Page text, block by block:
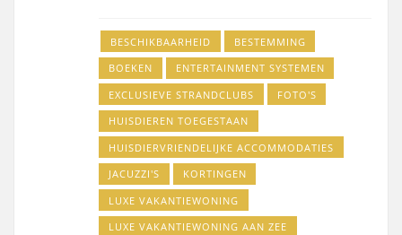
BESCHIKBAARHEID
BESTEMMING
BOEKEN
ENTERTAINMENT SYSTEMEN
EXCLUSIEVE STRANDCLUBS
FOTO'S
HUISDIEREN TOEGESTAAN
HUISDIERVRIENDELIJKE ACCOMMODATIES
JACUZZI'S
KORTINGEN
LUXE VAKANTIEWONING
LUXE VAKANTIEWONING AAN ZEE